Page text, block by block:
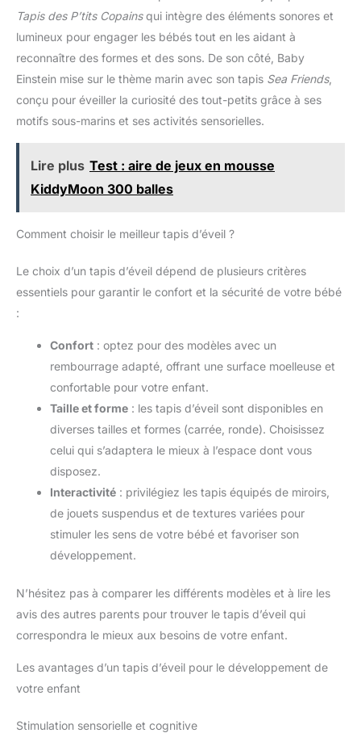
utilisation quotidienne à la maison, il se transporte aisément
pour accompagner bébé partout. IDÉE CADEAU NAISSANCE :
issu de la collection Fresh Touch, ce tapis d’éveil sensoriel
Sophie la Girafe offre une activité complète et relaxante pour
bébé, parfaite pour stimuler la motricité et l’éveil dès les
Tapis des P’tits Copainsqui intègre des éléments sonores et
lumineux pour engager les bébés tout en les aidant à
reconnaître des formes et des sons. De son côté, Baby
Einstein mise sur le thème marin avec son tapis Sea Friends,
conçu pour éveiller la curiosité des tout-petits grâce à ses
motifs sous-marins et ses activités sensorielles.
Lire plus Test : aire de jeux en mousse
KiddyMoon 300 balles
Comment choisir le meilleur tapis d’éveil ?
Le choix d’un tapis d’éveil dépend de plusieurs critères
essentiels pour garantir le confort et la sécurité de votre bébé
:
Confort : optez pour des modèles avec un
rembourrage adapté, offrant une surface moelleuse et
confortable pour votre enfant.
Taille et forme : les tapis d’éveil sont disponibles en
diverses tailles et formes (carrée, ronde). Choisissez
celui qui s’adaptera le mieux à l’espace dont vous
disposez.
Interactivité : privilégiez les tapis équipés de miroirs,
de jouets suspendus et de textures variées pour
stimuler les sens de votre bébé et favoriser son
développement.
N’hésitez pas à comparer les différents modèles et à lire les
avis des autres parents pour trouver le tapis d’éveil qui
correspondra le mieux aux besoins de votre enfant.
Les avantages d’un tapis d’éveil pour le développement de
votre enfant
Stimulation sensorielle et cognitive